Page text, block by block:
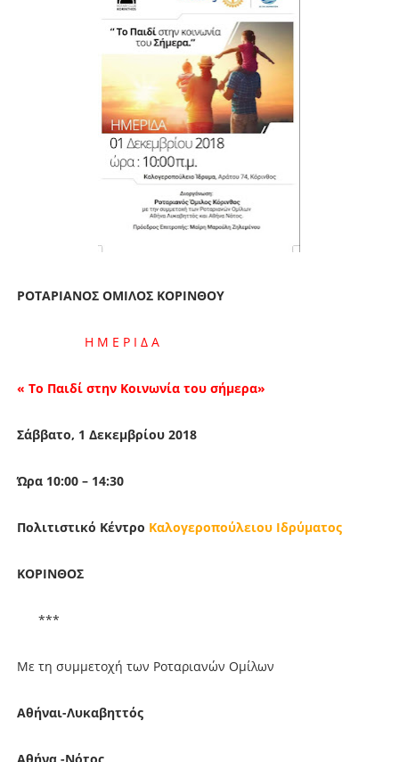
ΡΟΤΑΡΙΑΝΟΣ ΟΜΙΛΟΣ ΚΟΡΙΝΘΟΥ
Η Μ Ε Ρ Ι Δ Α
« To Παιδί στην Κοινωνία του σήμερα»
Σάββατο, 1 Δεκεμβρίου 2018
Ώρα 10:00 – 14:30
Πολιτιστικό Κέντρο Καλογεροπούλειου Ιδρύματος
ΚΟΡΙΝΘΟΣ
***
Με τη συμμετοχή των Ροταριανών Ομίλων
Αθήναι-Λυκαβηττός